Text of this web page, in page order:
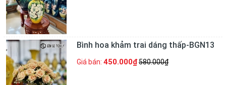
Bình hoa khảm trai dáng thấp-BGN13
Giá bán: 450.000₫580.000₫